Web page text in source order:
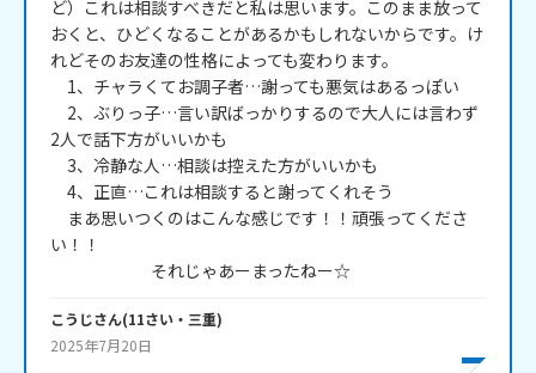
ど）これは相談すべきだと私は思います。このまま放って
おくと、ひどくなることがあるかもしれないからです。け
れどそのお友達の性格によっても変わります。
1、チャラくてお調子者…謝っても悪気はあるっぽい
2、ぶりっ子…言い訳ばっかりするので大人には言わず
2人で話下方がいいかも
3、冷静な人…相談は控えた方がいいかも
4、正直…これは相談すると謝ってくれそう
まあ思いつくのはこんな感じです！！頑張ってくださ
い！！
それじゃあーまったねー☆
こうじさん(11さい・ 三重)
2025年7月20日